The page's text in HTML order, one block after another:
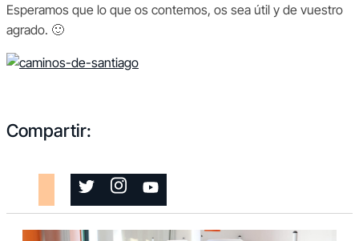
Esperamos que lo que os contemos, os sea útil y de vuestro
agrado. 🙂
Compartir: